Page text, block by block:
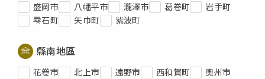
盛岡市 八幡平市 瀧澤市 葛卷町
岩手町
雫石町
矢巾町 紫波町
縣南地區
花卷市 北上市 遠野市 西和賀町
奧州市